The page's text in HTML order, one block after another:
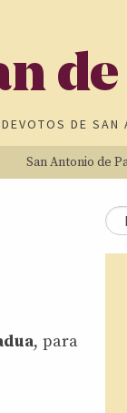
DE SAN
San Antonio de
, para